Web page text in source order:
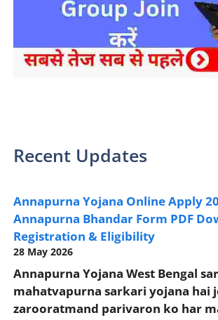
Recent Updates
Annapurna Yojana Online Apply
Annapurna Bhandar Form PDF
Registration & Eligibility
28 May 2026
Annapurna Yojana West Bengal
mahatvapurna sarkari yojana hai
zarooratmand parivaron ko har